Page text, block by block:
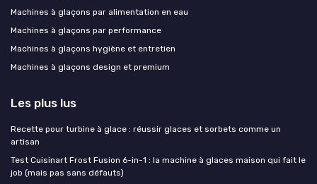
Machines à glaçons par alimentation en eau
Machines à glaçons par performance
Machines à glaçons hygiène et entretien
Machines à glaçons design et premium
Les plus lus
Recette pour turbine à glace : réussir glaces et sorbets comme un
artisan
Test Cuisinart Frost Fusion 6-in-1 : la machine à glaces maison qui fait le
job (mais pas sans défauts)